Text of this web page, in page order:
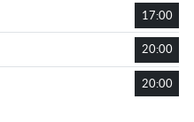
17:00
20:00
20:00